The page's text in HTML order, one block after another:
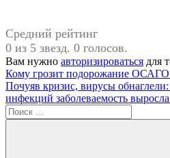
Средний рейтинг
0 из 5 звезд. 0 голосов.
Вам нужно авторизироваться для
#Москва
Навигация
по
записям
Предыдущая
запись:
Кому грозит подорожание ОСАГО:
Следующая
запись:
Почуяв кризис, вирусы
инфекций заболеваемость
Поиск
для: